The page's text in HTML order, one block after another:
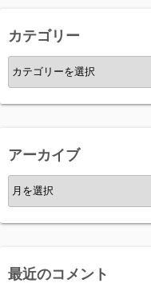
カテゴリー
カ
テ
ゴ
ー
アーカイブ
ア
ー
カ
ブ
最近のコメント